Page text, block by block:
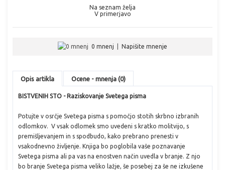
Na seznam želja
V primerjavo
0 mnenj Napišite mnenje
Opis artikla Ocene - mnenja (0)
BISTVENIH STO - Raziskovanje Svetega pisma
Potujte v osrčje Svetega pisma s pomočjo stotih skrbno izbranih
odlomkov. V vsak odlomek smo uvedeni s kratko molitvijo, s
premišljevanjem in s spodbudo, kako prebrano prenesti v
vsakodnevno življenje. Knjiga bo poglobila vaše poznavanje
Svetega pisma ali pa vas na enostven način uvedla v branje. Z njo
bo branje Svetega pisma veliko lažje, še posebej za še ne izkušene